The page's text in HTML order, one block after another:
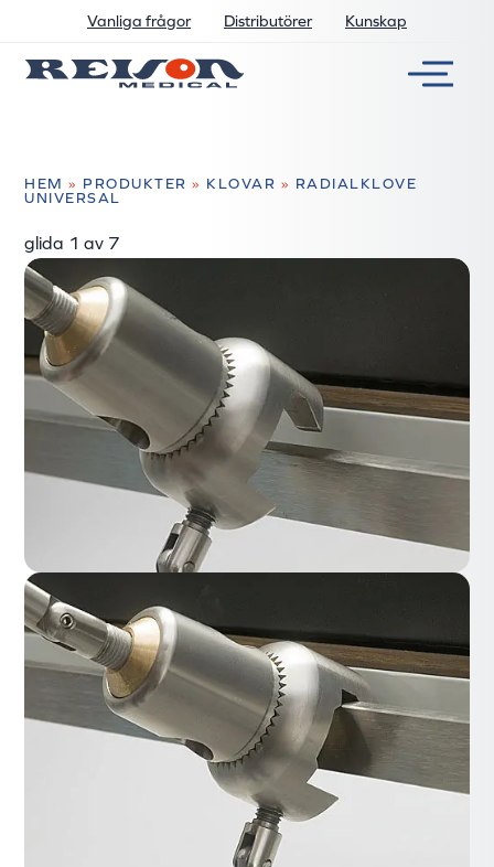
Vanliga frågor Distributörer Kunskap
HEM » PRODUKTER » KLOVAR » RADIALKLOVE
UNIVERSAL
glida 2 av 7